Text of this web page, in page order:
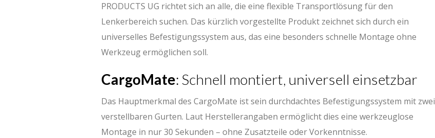
PRODUCTS UG richtet sich an alle, die eine flexible Transportlösung für den
Lenkerbereich suchen. Das kürzlich vorgestellte Produkt zeichnet sich durch ein
universelles Befestigungssystem aus, das eine besonders schnelle Montage ohne
Werkzeug ermöglichen soll.
CargoMate: Schnell montiert, universell einsetzbar
Das Hauptmerkmal des CargoMate ist sein durchdachtes Befestigungssystem mit zwei
verstellbaren Gurten. Laut Herstellerangaben ermöglicht dies eine werkzeuglose
Montage in nur 30 Sekunden – ohne Zusatzteile oder Vorkenntnisse.